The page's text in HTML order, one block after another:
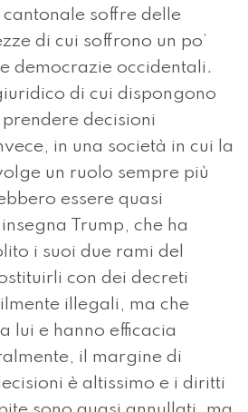
soffre delle
di cui soffrono un po’
democrazie occidentali.
di cui dispongono
decisioni
in una società in cui la
un ruolo sempre più
essere quasi
Trump, che ha
i suoi due rami del
con dei decreti
illegali, ma che
lui e hanno efficacia
il margine di
è altissimo e i diritti